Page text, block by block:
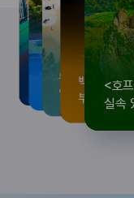
<호프>, <동궁> 여운 따라
실속 있게 떠나는 해남 여
로컬 감성 수집!
전국 로컬 기념품숍 3곳⭐
우리말이 더 재미있어지는
세종 한글 여행
숲길부터 천년 고찰까
마음에 쉼을 더하는
뚜벅이 여행자 주
양양 1박 2일 코
백제의 숨
부여에서
<호
실속